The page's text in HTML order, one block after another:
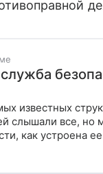
известных
слышали все, но
как устроена